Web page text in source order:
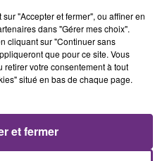
intense qui est toujours
DE REIMS FERME
"Accepter et fermer", ou affiner en
dans "Gérer mes choix".
cliquant sur "Continuer sans
que pour ce site. Vous
retirer votre consentement à tout
situé en bas de chaque page.
et fermer